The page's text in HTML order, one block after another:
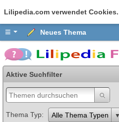
Lilipedia.com verwendet Cookies.
≡ Neues Thema
Aktive Suchfilter
Thema Typ Alle Thema Typen